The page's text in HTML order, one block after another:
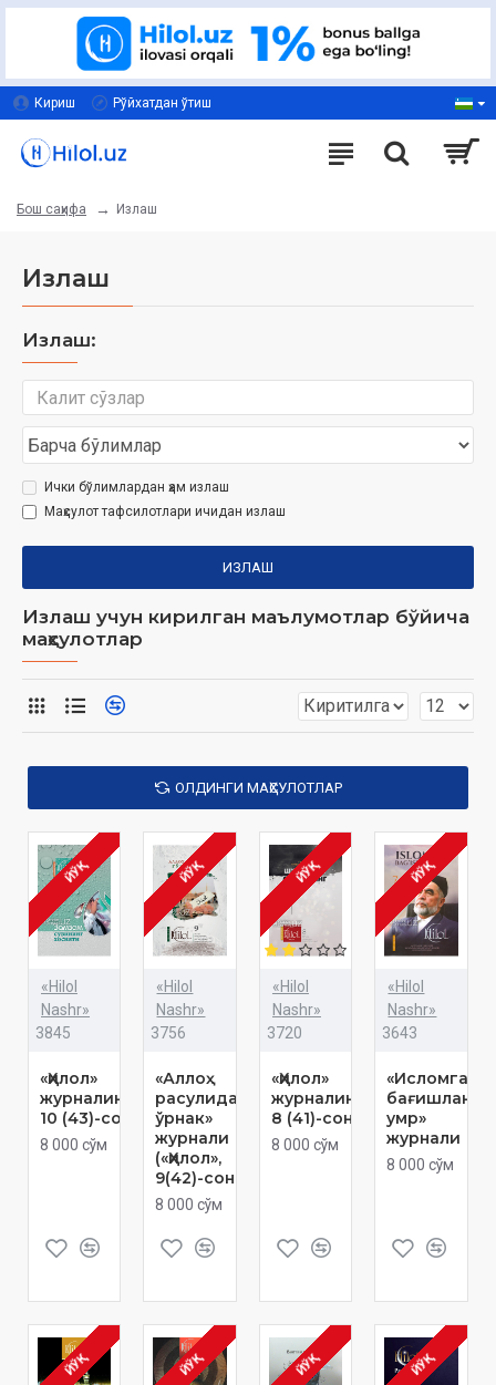
Кириш Рўйхатдан ўтиш
Бош саҳифа Излаш
Излаш
Излаш:
Ички бўлимлардан ҳам излаш
Маҳсулот тафсилотлари ичидан излаш
ИЗЛАШ
Излаш учун кирилган маълумотлар бўйича
маҳсулотлар
ОЛДИНГИ МАҲСУЛОТЛАР
ЙЎҚ
«Hilol
Nashr»
3845
«Ҳилол»
журналининг
10 (43)-сони
8 000 сўм
ЙЎҚ
«Hilol
Nashr»
3756
«Аллоҳ
расулидаги
ўрнак»
журнали
(«Ҳилол»,
9(42)-сони)
8 000 сўм
ЙЎҚ
«Hilol
Nashr»
3720
«Ҳилол»
журналининг
8 (41)-сони
8 000 сўм
ЙЎҚ
«Hilol
Nashr»
3643
«Исломга
умр»
журнали
8 000 сўм
ЙЎҚ ЙЎҚ ЙЎҚ ЙЎҚ